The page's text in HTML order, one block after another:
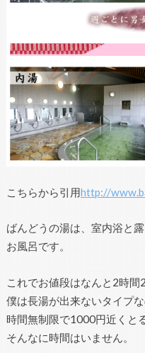
こちらから引用http://
ばんどうの湯は、室内浴と
お風呂です。
これでお値段はなんと2時間
僕は長湯が出来ないタイプ
時間無制限で1000円近くと
そんなに時間はいません。